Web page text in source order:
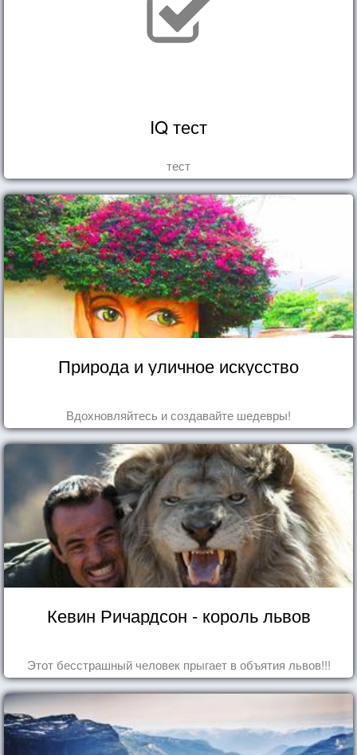
IQ тест
тест
Природа и уличное искусство
Вдохновляйтесь и создавайте шедевры!
Кевин Ричардсон - король львов
Этот бесстрашный человек прыгает в объятия львов!!!